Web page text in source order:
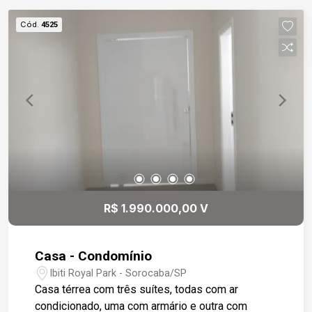
Cód. 4525
R$ 1.990.000,00 V
Casa - Condomínio
Ibiti Royal Park - Sorocaba/SP
Casa térrea com três suítes, todas com ar
condicionado, uma com armário e outra com